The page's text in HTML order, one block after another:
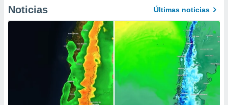
Noticias Últimas noticias